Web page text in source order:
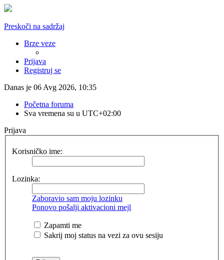
Preskoči na sadržaj
Brze veze
Prijava
Registruj se
Danas je 06 Avg 2026, 10:35
Početna foruma
Sva vremena su u UTC+02:00
Prijava
Korisničko ime:
Lozinka:
Zaboravio sam moju lozinku
Ponovo pošalji aktivacioni mejl
Zapamti me
Sakrij moj status na vezi za ovu sesiju